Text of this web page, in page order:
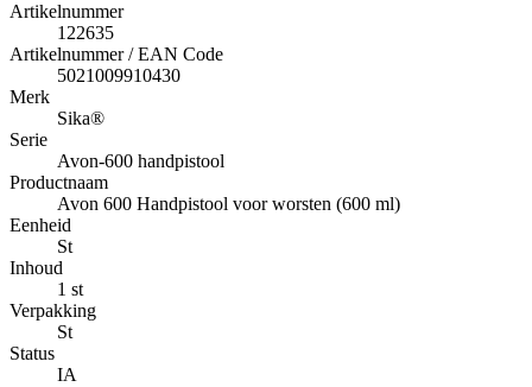
Artikelnummer
122635
Artikelnummer / EAN Code
5021009910430
Merk
Sika®
Serie
Avon-600 handpistool
Productnaam
Avon 600 Handpistool voor worsten (600 ml)
Eenheid
St
Inhoud
1 st
Verpakking
St
Status
IA